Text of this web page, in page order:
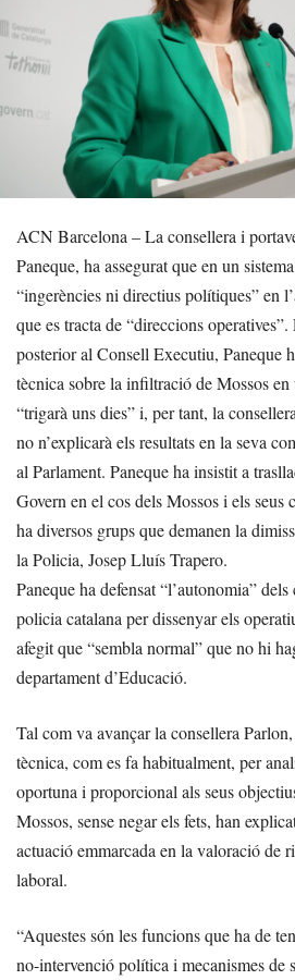
ACN Barcelona – La consellera i
Paneque, ha assegurat que en un
“ingerències ni directius polítiques” en
que es tracta de “direccions
posterior al Consell Executiu, Paneque
tècnica sobre la infiltració de Mossos en
“trigarà uns dies” i, per tant, la
no n’explicarà els resultats en la seva
al Parlament. Paneque ha insistit a
Govern en el cos dels Mossos i els seus
ha diversos grups que demanen la
la Policia, Josep Lluís Trapero.
Paneque ha defensat “l’autonomia”
policia catalana per dissenyar els
afegit que “sembla normal” que no hi
departament d’Educació.
Tal com va avançar la consellera
tècnica, com es fa habitualment, per
oportuna i proporcional als seus
Mossos, sense negar els fets, han
actuació emmarcada en la valoració de
laboral.
“Aquestes són les funcions que ha de
no-intervenció política i mecanismes de